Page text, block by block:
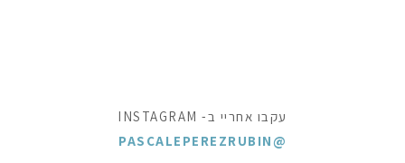
עקבו אחריי ב- INSTAGRAM
@PASCALEPEREZRUBIN